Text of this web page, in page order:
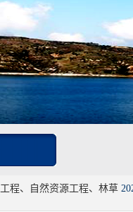
程、自然资源工程、林草